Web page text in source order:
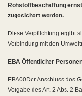
Rohstoffbeschaffung
zugesichert werden.
Diese Verpflichtung ergibt
Verbindung mit den
EBA Öffentlicher
EBA00Der Anschluss des
Vorgabe des Art. 2 Abs. 2